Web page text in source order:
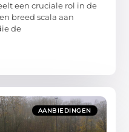
een cruciale rol in de
breed scala aan
de
AANBIEDINGEN